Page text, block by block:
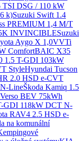
TSI DSG / 110 kW
k)Suzuki Swift 1.4
PREMIUM 1,4 M/T
INVINCIBLESuzuki
Aygo X 1,0VVTi
ComfortBAIC X35
1.5 T-GDI 103kW
StyleHyundai Tucson
2.0 HSD e-CVT
LineŠkoda Kamiq 1.5
BEV 75kWh
GDI 118kW DCT N-
RAV4 2.5 HSD e-
na komunální